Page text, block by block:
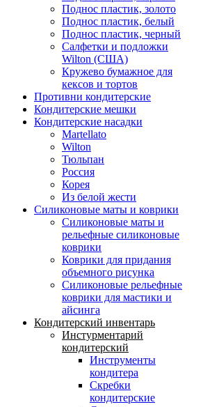
Поднос пластик, золото
Поднос пластик, белый
Поднос пластик, черный
Салфетки и подложки
Wilton (США)
Кружево бумажное для
кексов и тортов
Противни кондитерские
Кондитерские мешки
Кондитерские насадки
Martellato
Wilton
Тюльпан
Россия
Корея
Из белой жести
Силиконовые маты и коврики
Силиконовые маты и
рельефные силиконовые
коврики
Коврики для придания
объемного рисунка
Силиконовые рельефные
коврики для мастики и
айсинга
Кондитерский инвентарь
Инстурментарий
кондитерский
Инструменты
кондитера
Скребки
кондитерские